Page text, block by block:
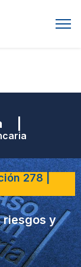
|
278 |
riesgos y